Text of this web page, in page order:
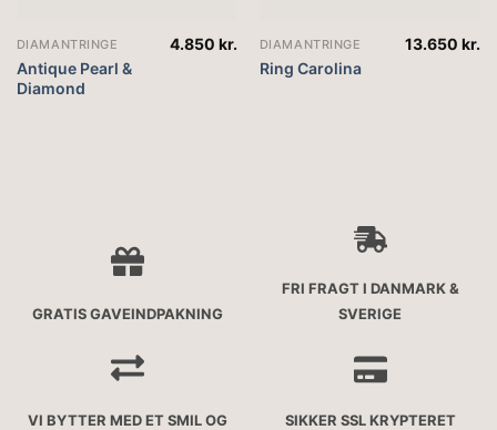
DIAMANTRINGE
Antique Pearl &
Diamond
4.850kr. DIAMANTRINGE
Ring Carolina
13.650kr.
GRATIS GAVEINDPAKNING
FRI FRAGT I DANMARK &
SVERIGE
VI BYTTER MED ET SMIL OG
SIKKER SSL KRYPTERET